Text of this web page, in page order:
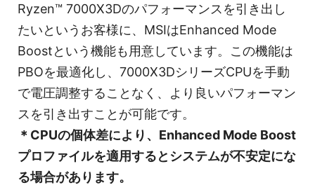
Ryzen™ 7000X3Dのパフォーマンスを引き出し
たいというお客様に、MSIはEnhanced Mode
Boostという機能も用意しています。この機能は
PBOを最適化し、7000X3DシリーズCPUを手動
で電圧調整することなく、より良いパフォーマン
スを引き出すことが可能です。
＊CPUの個体差により、Enhanced Mode Boost
プロファイルを適用するとシステムが不安定にな
る場合があります。